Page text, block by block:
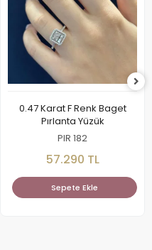
0.47 Karat F Renk Baget
Pırlanta Yüzük
PIR 182
57.290 TL
Sepete Ekle